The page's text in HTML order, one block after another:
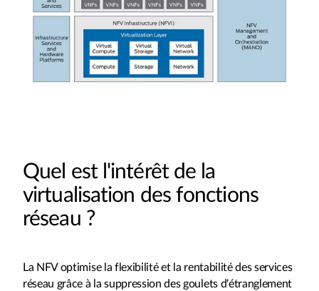
Quel est l'intérêt de la
virtualisation des fonctions
réseau ?
La NFV optimise la flexibilité et la rentabilité des services
réseau grâce à la suppression des goulets d'étranglement